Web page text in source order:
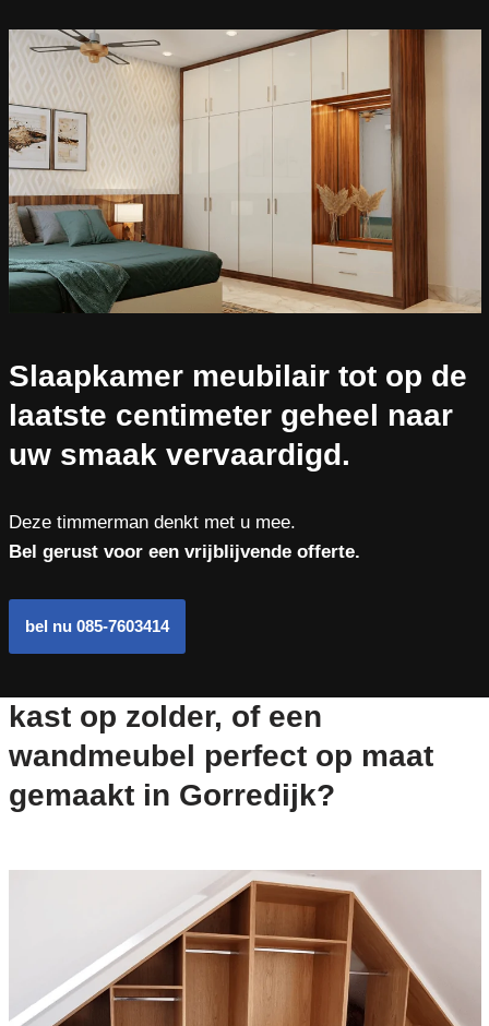
Slaapkamer meubilair tot op de
laatste centimeter geheel naar
uw smaak vervaardigd.
Deze timmerman denkt met u mee.
Bel gerust voor een vrijblijvende offerte.
bel nu 085-7603414
kast op zolder, of een
wandmeubel perfect op maat
gemaakt in Gorredijk?